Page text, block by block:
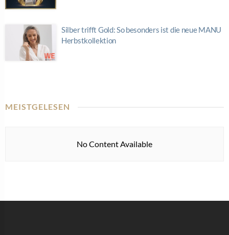
Silber trifft Gold: So besonders ist die neue MANU
Herbstkollektion
MEISTGELESEN
No Content Available